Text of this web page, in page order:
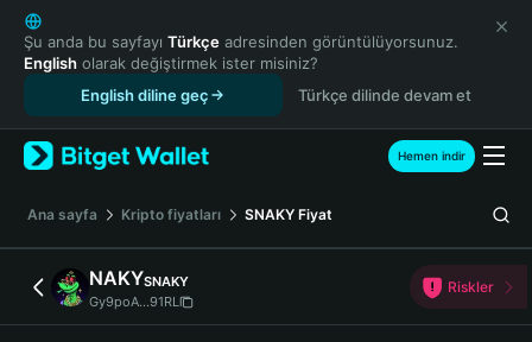
English
日本語
Tiếng Việt
Español (Latinoamérica)
Türkçe
Français
Deutsch
简体中文
繁體中文
Português (Portugal)
Şu anda bu sayfayı Türkçe adresinden görüntülüyorsunuz.
English olarak değiştirmek ister misiniz?
English diline geç
Türkçe dilinde devam et
Hemen indir
Ana sayfa Kripto fiyatları SNAKY Fiyat
NAKYSNAKY
Gy9poA...91RL
Riskler